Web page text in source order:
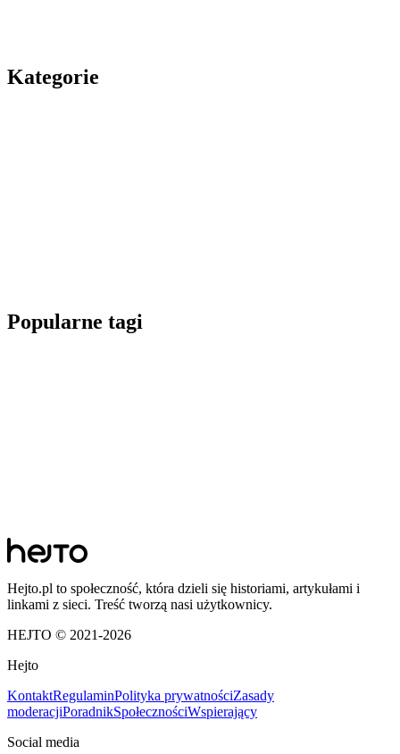
Kategorie
Popularne tagi
Hejto.pl to społeczność, która dzieli się historiami, artykułami i
linkami z sieci. Treść tworzą nasi użytkownicy.
HEJTO © 2021-2026
Hejto
KontaktRegulaminPolityka prywatnościZasady
moderacjiPoradnikSpołecznościWspierający
Social media